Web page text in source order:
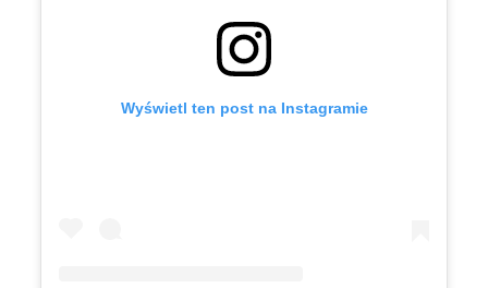
Wyświetl ten post na Instagramie